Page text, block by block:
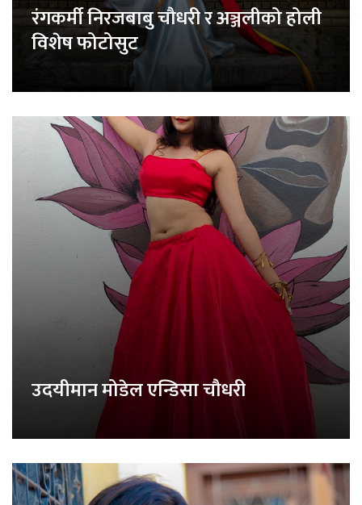
रंगकर्मी निरजबाबु चौधरी र अञ्जलीको होली
विशेष फोटोसुट
उदयीमान मोडेल एन्डिसा चौधरी